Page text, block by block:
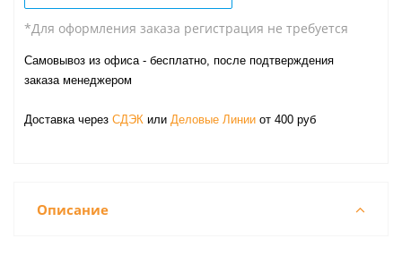
*Для оформления заказа регистрация не требуется
Самовывоз из офиса - бесплатно, после подтверждения
заказа менеджером
Доставка через СДЭК или Деловые Линии от 400 руб
Описание